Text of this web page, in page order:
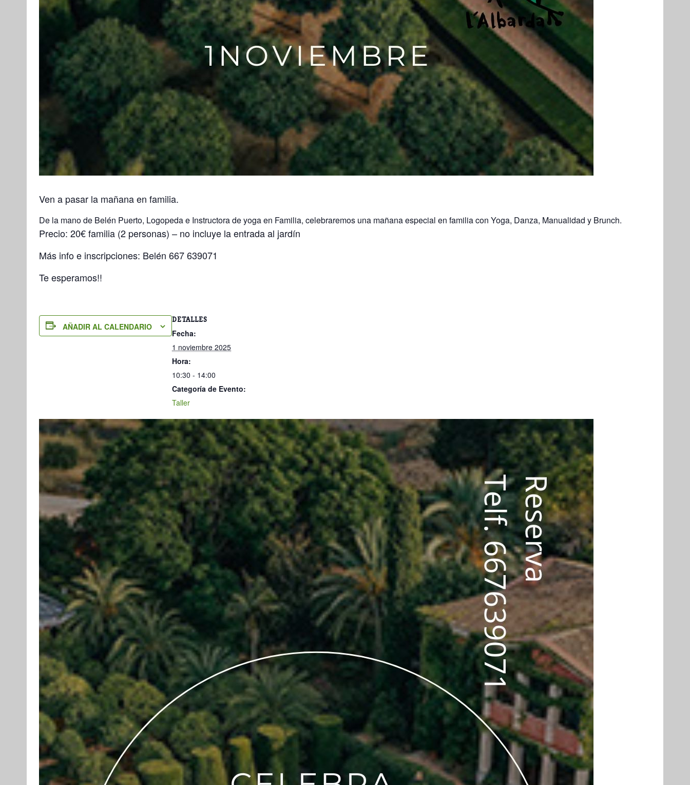
Ven a pasar la mañana en familia.
De la mano de Belén Puerto, Logopeda e Instructora de yoga en Familia, celebraremos una mañana especial en familia con Yoga, Danza, Manualidad y Brunch.
Precio: 20€ familia (2 personas) – no incluye la entrada al jardín
Más info e inscripciones: Belén 667 639071
Te esperamos!!
AÑADIR AL CALENDARIO
DETALLES
Fecha:
1 noviembre 2025
Hora:
10:30 - 14:00
Categoría de Evento:
Taller